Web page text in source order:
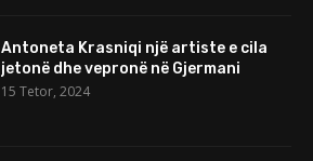
Antoneta Krasniqi një artiste e cila
jetonë dhe vepronë në Gjermani
15 Tetor, 2024